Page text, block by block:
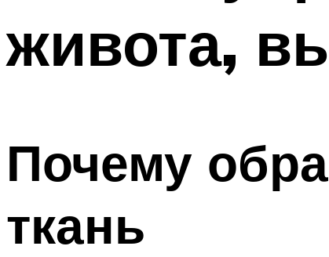
живота,
Почему
ткань